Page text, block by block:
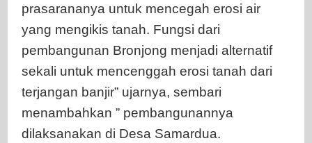
prasarananya untuk mencegah erosi air
yang mengikis tanah. Fungsi dari
pembangunan Bronjong menjadi alternatif
sekali untuk mencenggah erosi tanah dari
terjangan banjir” ujarnya, sembari
menambahkan ” pembangunannya
dilaksanakan di Desa Samardua.